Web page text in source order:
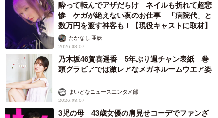
酔って転んでアザだらけ ネイルも折れて超悲
惨 ケガが絶えない夜のお仕事 「病院代」と
数万円を渡す神客も！【現役キャストに取材】
たかなし 亜妖
2026.08.07
乃木坂46賀喜遥香 5年ぶり週チャン表紙 巻
頭グラビアでは激レアなメガネルームウエア姿
まいどなニュースエンタメ部
2026.08.07
3児の母 43歳女優の肩見せコーデでファンざ